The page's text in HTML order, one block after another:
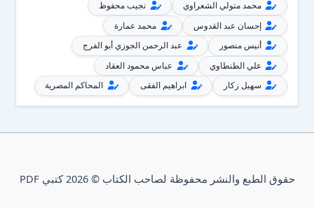
محمد متولي الشعراوي
نجيب محفوظ
إحسان عبد القدوس
محمد عمارة
أنيس منصور
عبد الرحمن الجوزي أبو الفرج
علي الطنطاوي
عباس محمود العقاد
سهيل زكار
ابراهيم الفقى المحاكم المصرية
حقوق الطبع والنشر محفوظة لصاحب الكتاب © 2026 كتبي PDF